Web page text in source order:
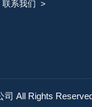
联系我们 >
司 All Rights